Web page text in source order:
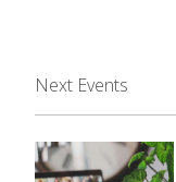
Next Events